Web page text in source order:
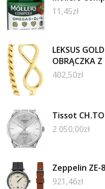
11,45zł
LEKSUS
OBRĄCZKA
402,50zł
Tissot
2 050,00zł
Zeppelin ZE-
921,46zł